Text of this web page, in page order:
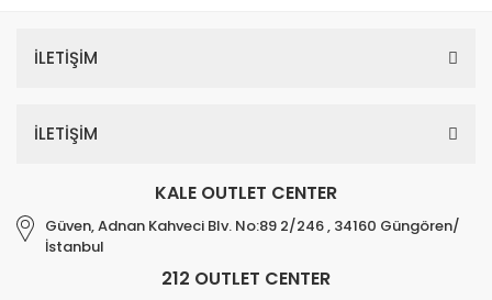
İLETİŞİM
İLETİŞİM
KALE OUTLET CENTER
Güven, Adnan Kahveci Blv. No:89 2/246 , 34160 Güngören/
İstanbul
212 OUTLET CENTER